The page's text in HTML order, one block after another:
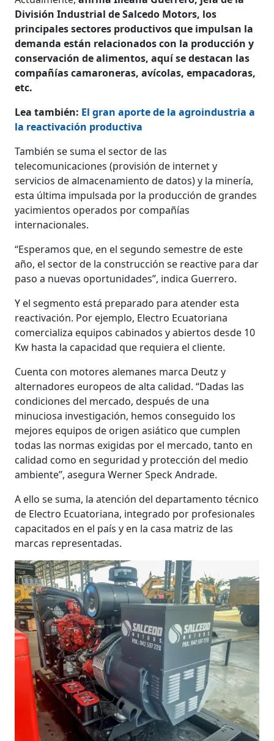
División Industrial de Salcedo Motors, los
principales sectores productivos que impulsan la
demanda están relacionados con la producción y
conservación de alimentos, aquí se destacan las
compañías camaroneras, avícolas, empacadoras,
etc.
Lea también: El gran aporte de la agroindustria a
la reactivación productiva
También se suma el sector de las
telecomunicaciones (provisión de internet y
servicios de almacenamiento de datos) y la minería,
esta última impulsada por la producción de grandes
yacimientos operados por compañías
internacionales.
“Esperamos que, en el segundo semestre de este
año, el sector de la construcción se reactive para dar
paso a nuevas oportunidades”, indica Guerrero.
Y el segmento está preparado para atender esta
reactivación. Por ejemplo, Electro Ecuatoriana
comercializa equipos cabinados y abiertos desde 10
Kw hasta la capacidad que requiera el cliente.
Cuenta con motores alemanes marca Deutz y
alternadores europeos de alta calidad. “Dadas las
condiciones del mercado, después de una
minuciosa investigación, hemos conseguido los
mejores equipos de origen asiático que cumplen
todas las normas exigidas por el mercado, tanto en
calidad como en seguridad y protección del medio
ambiente”, asegura Werner Speck Andrade.
A ello se suma, la atención del departamento técnico
de Electro Ecuatoriana, integrado por profesionales
capacitados en el país y en la casa matriz de las
marcas representadas.